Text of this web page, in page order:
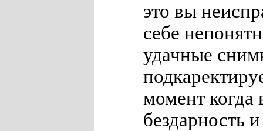
это вы
себе
удачные
момент когда
бездарность